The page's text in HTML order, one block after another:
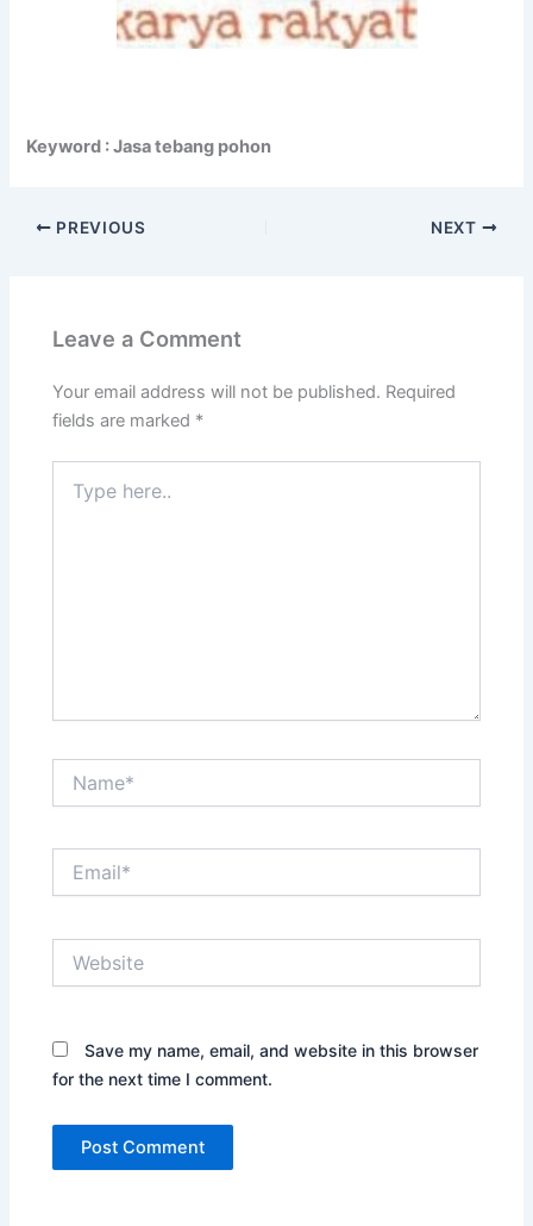
Keyword : Jasa tebang pohon
PREVIOUS NEXT
Leave a Comment
Your email address will not be published. Required
fields are marked *
here..
Save my name, email, and website in this browser
for the next time I comment.